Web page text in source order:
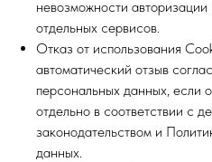
невозможности
отдельных сервисов.
Отказ от использования
автоматический отзыв
персональных данных, если
отдельно в соответствии с
законодательством и
данных.